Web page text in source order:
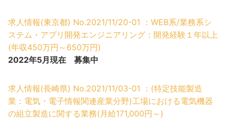
求人情報(東京都) No.2021/11/20-01 ：WEB系/業務系シ
ステム・アプリ開発エンジニアリング：開発経験１年以上
(年収450万円～650万円)
2022年5月現在 募集中
求人情報(長崎県) No.2021/11/03-01 ：(特定技能製造
業：電気・電子情報関連産業分野)工場における電気機器
の組立製造に関する業務(月給171,000円～)